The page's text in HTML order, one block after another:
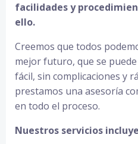
facilidades y
ello.
Creemos que todos
mejor futuro, que se puede
fácil, sin complicaciones y
prestamos una asesoría
en todo el proceso.
Nuestros servicios